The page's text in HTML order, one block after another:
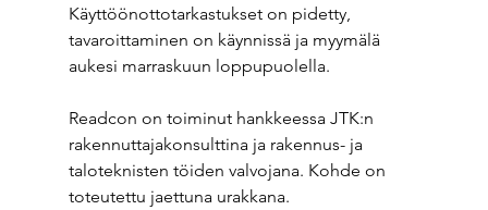
Käyttöönottotarkastukset on pidetty,
tavaroittaminen on käynnissä ja myymälä
aukesi marraskuun loppupuolella.
Readcon on toiminut hankkeessa JTK:n
rakennuttajakonsulttina ja rakennus- ja
taloteknisten töiden valvojana. Kohde on
toteutettu jaettuna urakkana.